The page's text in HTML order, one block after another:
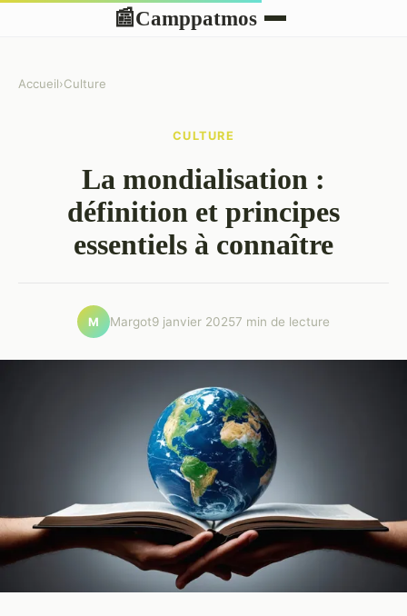
📰Camppatmos
Accueil›Culture
CULTURE
La mondialisation :
définition et principes
essentiels à connaître
M Margot9 janvier 20257 min de lecture